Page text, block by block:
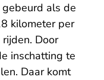
als de
kilometer per
Door
inschatting te
Daar komt